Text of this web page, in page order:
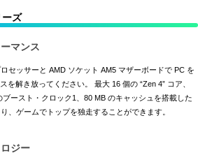
ズ
マンス
セッサーと AMD ソケット AM5 マザーボードで PC を
を解き放ってください。 最大 16 個の “Zen 4” コア、
ースト・クロック1、80 MB のキャッシュを搭載した
、ゲームでトップを独走することができます。
ジー